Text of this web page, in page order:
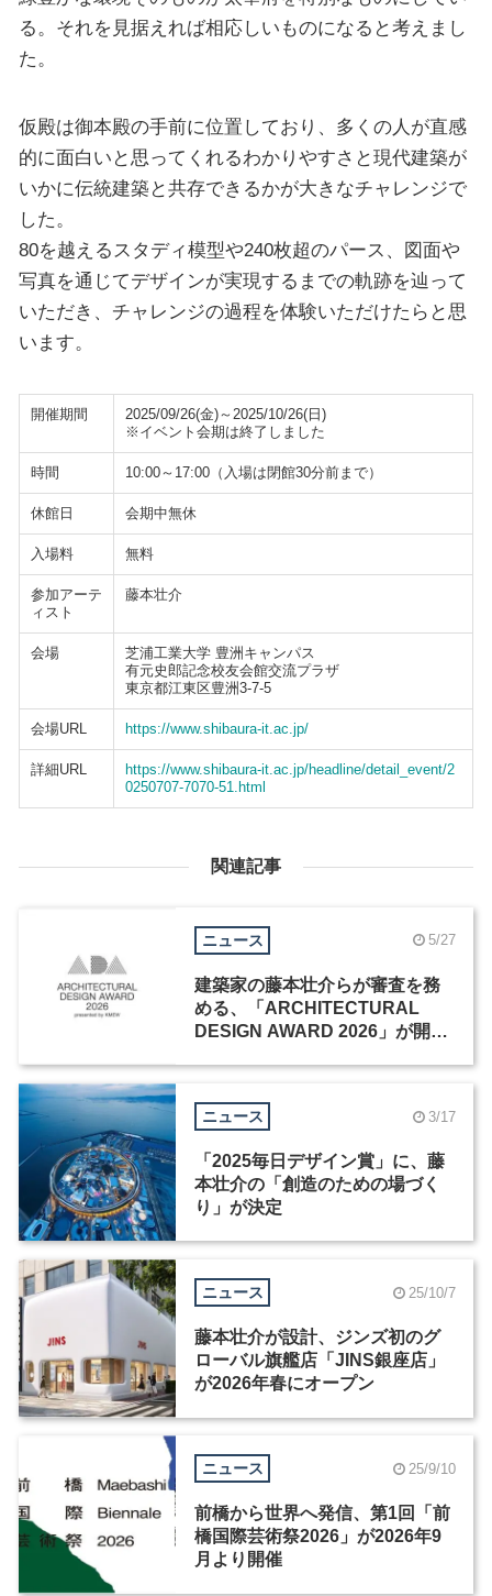
る。それを見据えれば相応しいものになると考えまし
た。
仮殿は御本殿の手前に位置しており、多くの人が直感
的に面白いと思ってくれるわかりやすさと現代建築が
いかに伝統建築と共存できるかが大きなチャレンジで
した。
80を越えるスタディ模型や240枚超のパース、図面や
写真を通じてデザインが実現するまでの軌跡を辿って
いただき、チャレンジの過程を体験いただけたらと思
います。
開催期間
2025/09/26(金)～2025/10/26(日)
※イベント会期は終了しました
時間 10:00～17:00（入場は閉館30分前まで）
休館日 会期中無休
入場料 無料
参加アーテ
ィスト
藤本壮介
会場
芝浦工業大学 豊洲キャンパス
有元史郎記念校友会館交流プラザ
東京都江東区豊洲3-7-5
会場URL https://www.shibaura-it.ac.jp/
詳細URL
https://www.shibaura-it.ac.jp/headline/detail_event/2
0250707-7070-51.html
関連記事
ニュース 5/27
建築家の藤本壮介らが審査を務
める、「ARCHITECTURAL
DESIGN AWARD 2026」が開催
ニュース 3/17
「2025毎日デザイン賞」に、藤
本壮介の「創造のための場づく
り」が決定
ニュース 25/10/7
藤本壮介が設計、ジンズ初のグ
ローバル旗艦店「JINS銀座店」
が2026年春にオープン
ニュース 25/9/10
前橋から世界へ発信、第1回「前
橋国際芸術祭2026」が2026年9
月より開催